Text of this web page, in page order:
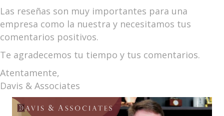
Las reseñas son muy importantes para una
empresa como la nuestra y necesitamos tus
comentarios positivos.
Te agradecemos tu tiempo y tus comentarios.
Atentamente,
Davis & Associates